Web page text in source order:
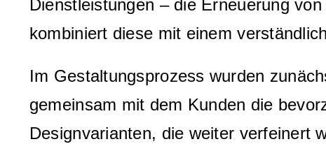
Dienstleistungen – die Erneuerung
kombiniert diese mit einem
Im Gestaltungsprozess wurden
gemeinsam mit dem Kunden die
Designvarianten, die weiter verfeinert